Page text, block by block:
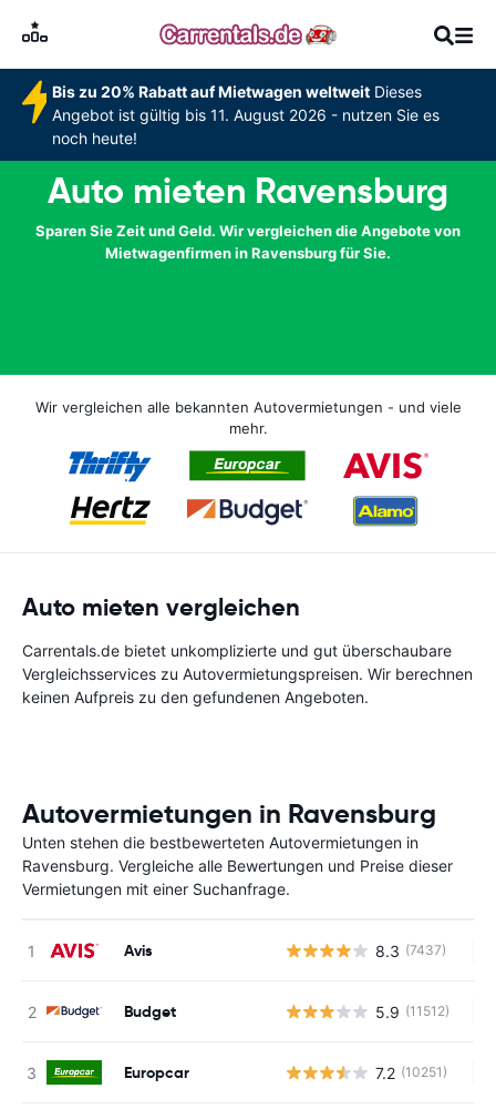
Bis zu 20% Rabatt auf Mietwagen weltweitDieses
Angebot ist gültig bis 11. August 2026 - nutzen Sie es
noch heute!
Auto mieten Ravensburg
Sparen Sie Zeit und Geld. Wir vergleichen die Angebote von
Mietwagenfirmen in Ravensburg für Sie.
Wir vergleichen alle bekannten Autovermietungen - und viele
mehr.
Auto mieten vergleichen
Carrentals.de bietet unkomplizierte und gut überschaubare
Vergleichsservices zu Autovermietungspreisen. Wir berechnen
keinen Aufpreis zu den gefundenen Angeboten.
Autovermietungen in Ravensburg
Unten stehen die bestbewerteten Autovermietungen in
Ravensburg. Vergleiche alle Bewertungen und Preise dieser
Vermietungen mit einer Suchanfrage.
Avis 8.3 (7437)
Budget 5.9 (11512)
Europcar 7.2 (10251)